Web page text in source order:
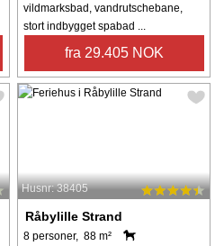
vildmarksbad, vandrutschebane,
stort indbygget spabad ...
fra 29.405 NOK
Husnr: 38405
Råbylille Strand
8 personer, 88 m²